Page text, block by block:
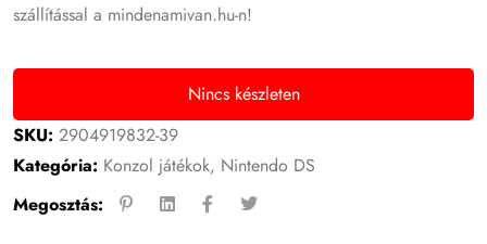
szállítással a mindenamivan.hu-n!
Nincs készleten
SKU:2904919832-39
Kategória: Konzol játékok, Nintendo DS
Megosztás: